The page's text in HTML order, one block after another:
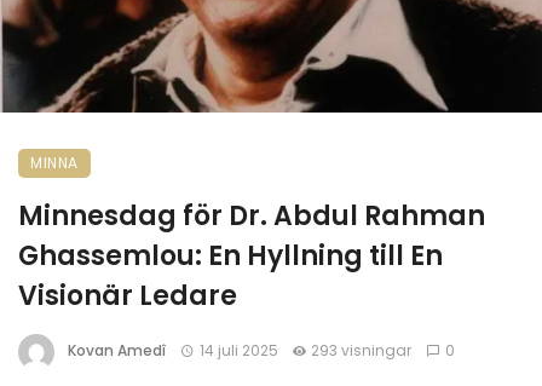
MINNA
Minnesdag för Dr. Abdul Rahman
Ghassemlou: En Hyllning till En
Visionär Ledare
Kovan Amedî 14 juli 2025 293 visningar 0